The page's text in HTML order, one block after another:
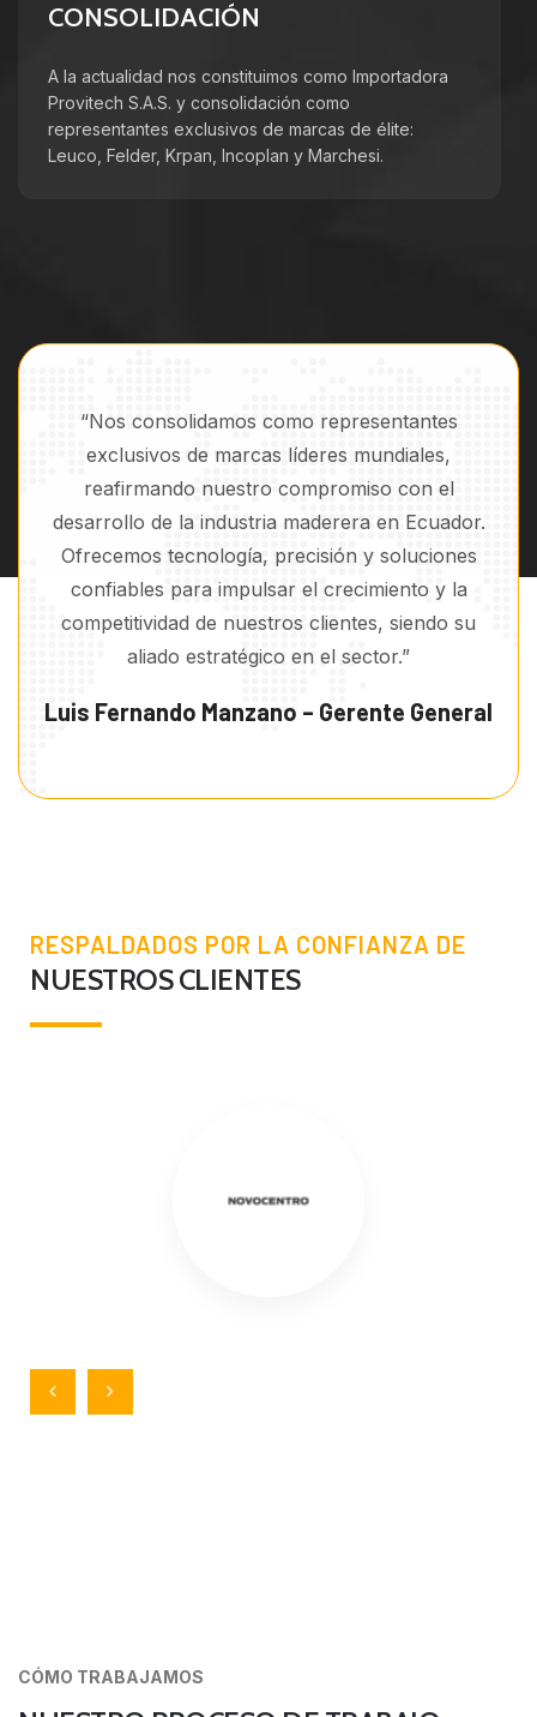
CONSOLIDACIÓN
A la actualidad nos constituimos como Importadora
Provitech S.A.S. y consolidación como
representantes exclusivos de marcas de élite:
Leuco, Felder, Krpan, Incoplan y Marchesi.
“Nos consolidamos como representantes
exclusivos de marcas líderes mundiales,
reafirmando nuestro compromiso con el
desarrollo de la industria maderera en Ecuador.
Ofrecemos tecnología, precisión y soluciones
confiables para impulsar el crecimiento y la
competitividad de nuestros clientes, siendo su
aliado estratégico en el sector.”
Luis Fernando Manzano – Gerente General
RESPALDADOS POR LA CONFIANZA DE
NUESTROS CLIENTES
CÓMO TRABAJAMOS